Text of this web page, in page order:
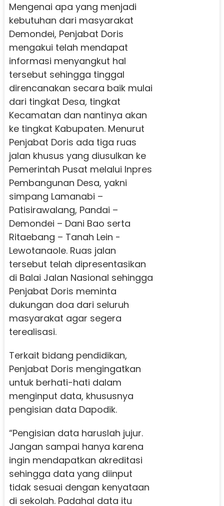
Mengenai apa yang menjadi
kebutuhan dari masyarakat
Demondei, Penjabat Doris
mengakui telah mendapat
informasi menyangkut hal
tersebut sehingga tinggal
direncanakan secara baik mulai
dari tingkat Desa, tingkat
Kecamatan dan nantinya akan
ke tingkat Kabupaten. Menurut
Penjabat Doris ada tiga ruas
jalan khusus yang diusulkan ke
Pemerintah Pusat melalui Inpres
Pembangunan Desa, yakni
simpang Lamanabi –
Patisirawalang, Pandai –
Demondei – Dani Bao serta
Ritaebang – Tanah Lein -
Lewotanaole. Ruas jalan
tersebut telah dipresentasikan
di Balai Jalan Nasional sehingga
Penjabat Doris meminta
dukungan doa dari seluruh
masyarakat agar segera
terealisasi.
Terkait bidang pendidikan,
Penjabat Doris mengingatkan
untuk berhati-hati dalam
menginput data, khususnya
pengisian data Dapodik.
“Pengisian data haruslah jujur.
Jangan sampai hanya karena
ingin mendapatkan akreditasi
sehingga data yang diinput
tidak sesuai dengan kenyataan
di sekolah. Padahal data itu